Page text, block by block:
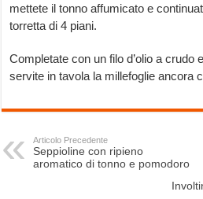
mettete il tonno affumicato e
torretta di 4 piani.
Completate con un filo d’olio a crudo
servite in tavola la millefoglie ancora
Articolo Precedente
Seppioline con ripieno
aromatico di tonno e pomodoro